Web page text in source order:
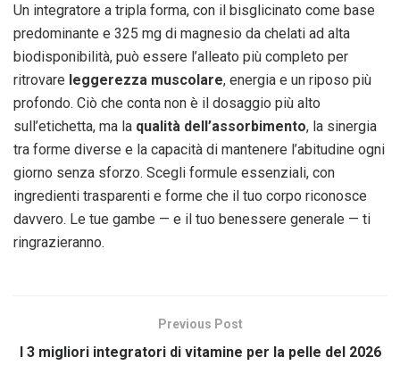
Un integratore a tripla forma, con il bisglicinato come base
predominante e 325 mg di magnesio da chelati ad alta
biodisponibilità, può essere l’alleato più completo per
ritrovare leggerezza muscolare, energia e un riposo più
profondo. Ciò che conta non è il dosaggio più alto
sull’etichetta, ma la qualità dell’assorbimento, la sinergia
tra forme diverse e la capacità di mantenere l’abitudine ogni
giorno senza sforzo. Scegli formule essenziali, con
ingredienti trasparenti e forme che il tuo corpo riconosce
davvero. Le tue gambe — e il tuo benessere generale — ti
ringrazieranno.
Previous Post
I 3 migliori integratori di vitamine per la pelle del 2026